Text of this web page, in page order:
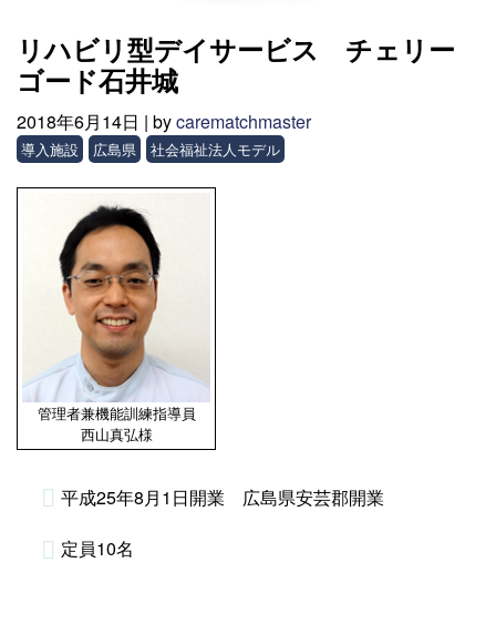
リハビリ型デイサービス チェリー
ゴード石井城
2018年6月14日 | bycarematchmaster
導入施設 広島県 社会福祉法人モデル
管理者兼機能訓練指導員
西山真弘様
平成25年8月1日開業 広島県安芸郡開業
定員10名